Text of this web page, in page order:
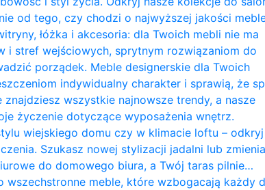
od tego, czy chodzi o najwyższej jakości
łóżka i akcesoria: dla Twoich mebli nie ma
i stref wejściowych, sprytnym rozwiązaniom do
porządek. Meble designerskie dla Twoich
indywidualny charakter i sprawią, że
znajdziesz wszystkie najnowsze trendy, a nasze
życzenie dotyczące wyposażenia wnętrz.
wiejskiego domu czy w klimacie loftu – odkryj
Szukasz nowej stylizacji jadalni lub
do domowego biura, a Twój taras pilnie…
wszechstronne meble, które wzbogacają każdy